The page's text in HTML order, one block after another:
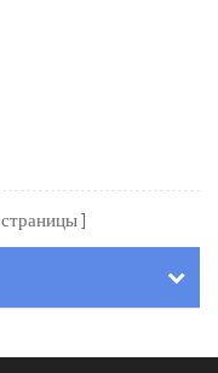
страницы